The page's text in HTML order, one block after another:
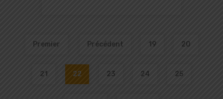
Premier Précédent 19 20
21 22 23 24 25